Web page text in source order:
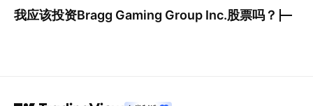
我应该投资Bragg Gaming Group Inc.股票吗？